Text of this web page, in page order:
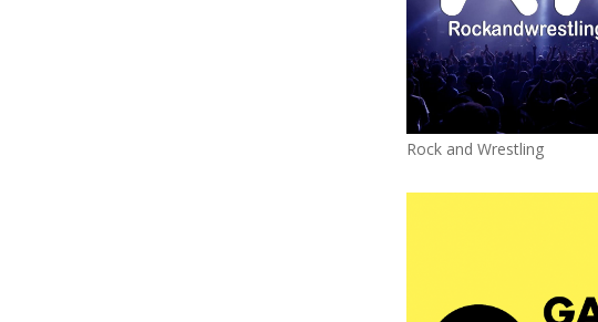
Rock and Wrestling